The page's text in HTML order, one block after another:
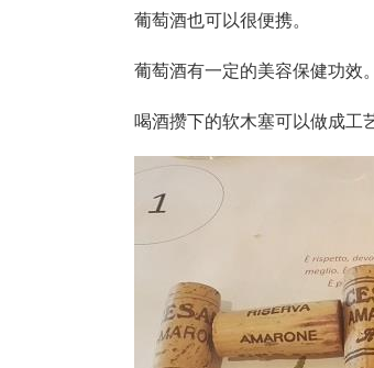
葡萄酒也可以很便携。
葡萄酒有一定的美容保健功效。
喝酒攒下的软木塞可以做成工